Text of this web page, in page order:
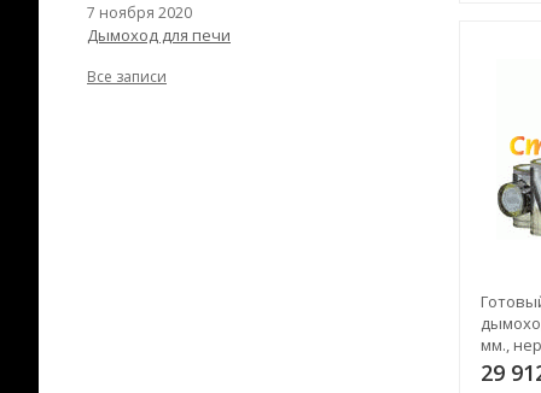
мм.,
крышу,
29
7 ноября 2020
Дымоход для печи
Все записи